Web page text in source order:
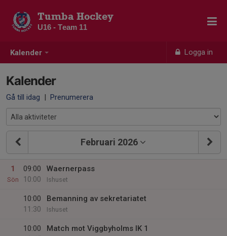
Kalender Logga in
Tumba Hockey
U16 - Team 11
Kalender
Gå till idag | Prenumerera
Februari 2026
1
Sön
09:00
10:00
Waernerpass
Ishuset
10:00
11:30
Bemanning av sekretariatet
Ishuset
10:00
Match mot Viggbyholms IK 1